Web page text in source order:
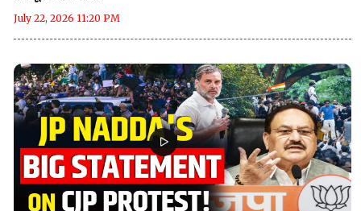
July 22, 2026 11:20 PM